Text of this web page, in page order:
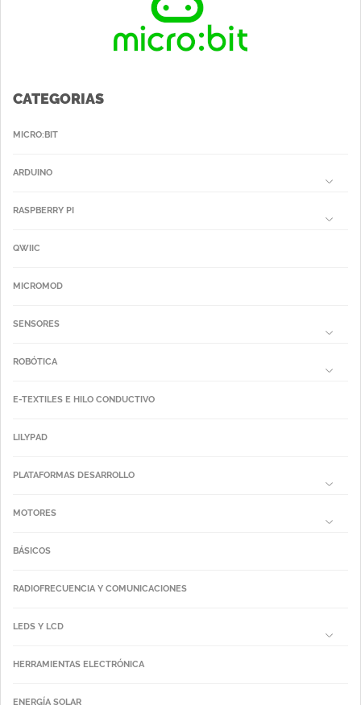
CATEGORIAS
MICRO:BIT
ARDUINO
RASPBERRY PI
QWIIC
MICROMOD
SENSORES
ROBÓTICA
E-TEXTILES E HILO CONDUCTIVO
LILYPAD
PLATAFORMAS DESARROLLO
MOTORES
BÁSICOS
RADIOFRECUENCIA Y COMUNICACIONES
LEDS Y LCD
HERRAMIENTAS ELECTRÓNICA
ENERGÍA SOLAR